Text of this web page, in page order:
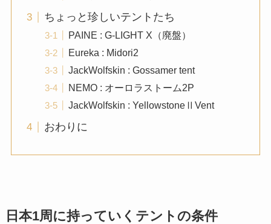
ちょっと珍しいテントたち
PAINE : G-LIGHT X（廃盤）
Eureka : Midori2
JackWolfskin : Gossamer tent
NEMO : オーロラストーム2P
JackWolfskin : YellowstoneⅡVent
おわりに
日本1周に持っていくテントの条件